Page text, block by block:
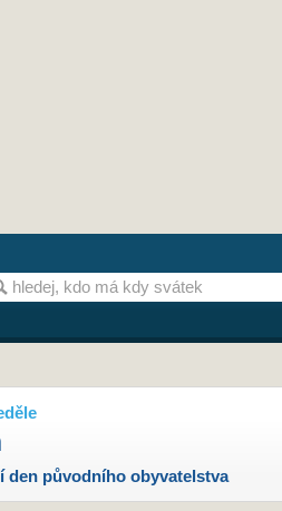
den původního obyvatelstva